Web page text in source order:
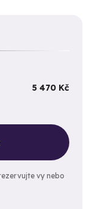
5 470 Kč
vy nebo